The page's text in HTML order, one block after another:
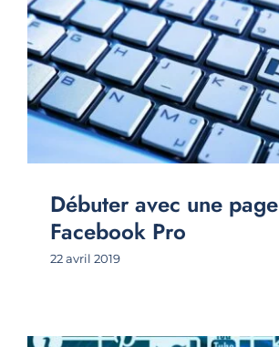
Débuter avec une page
Facebook Pro
22 avril 2019